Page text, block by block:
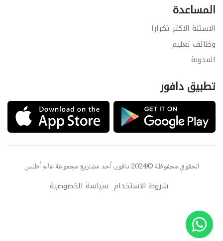
المساعدة
الاسئلة الاكثر تكرارا
وظائف تعليم
المدونة
تطبيق دافور
الحقوق محفوظة ©2024 دافور, أحد مشاريع مجموعة عالم أطلس
شروط الاستخدام سياسة الخصوصية